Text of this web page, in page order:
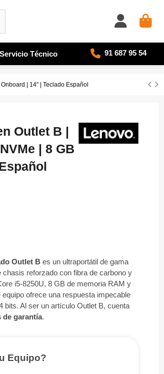
Servicio Técnico 91 687 95 54
| 14" | Teclado Español
Outlet B |
| 8 GB
Outlet B es un ultraportátil de gama
reforzado con fibra de carbono y
i5-8250U, 8 GB de memoria RAM y
ofrece una respuesta impecable
bits. Al ser un artículo Outlet B, cuenta
de garantía.
Equipo?